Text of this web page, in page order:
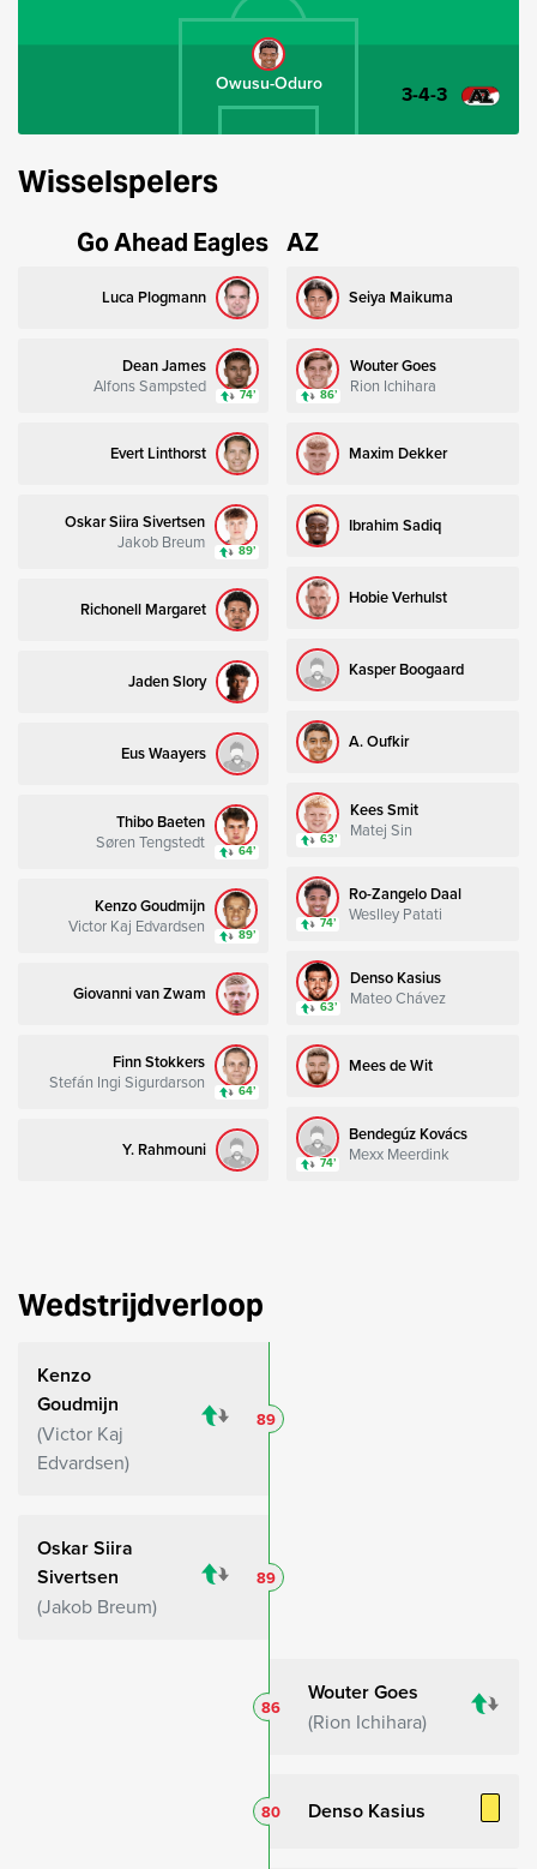
Owusu-Oduro 3-4-3
Wisselspelers
Go Ahead Eagles
Luca Plogmann
Dean James
Alfons Sampsted 74’
Evert Linthorst
Oskar Siira Sivertsen
Jakob Breum 89’
Richonell Margaret
Jaden Slory
Eus Waayers
Thibo Baeten
Søren Tengstedt 64’
Kenzo Goudmijn
Victor Kaj Edvardsen 89’
Giovanni van Zwam
Finn Stokkers
Stefán Ingi Sigurdarson 64’
Y. Rahmouni
AZ
Seiya Maikuma
Wouter Goes
Rion Ichihara
86’
Maxim Dekker
Ibrahim Sadiq
Hobie Verhulst
Kasper Boogaard
A. Oufkir
Kees Smit
Matej Sin
63’
Ro-Zangelo Daal
Weslley Patati
74’
Denso Kasius
Mateo Chávez
63’
Mees de Wit
Bendegúz Kovács
Mexx Meerdink
74’
Wedstrijdverloop
Kenzo
Goudmijn
Victor Kaj
Edvardsen
89
Oskar Siira
Sivertsen
Jakob Breum
89
Wouter Goes
Rion Ichihara
86
Denso Kasius
80